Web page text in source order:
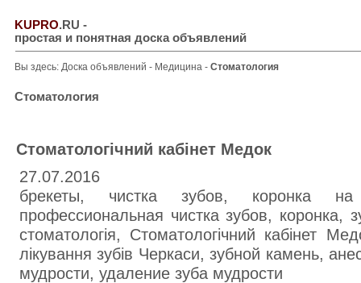
KUPRO.RU -
простая и понятная доска объявлений
Вы здесь: Доска объявлений - Медицина - Стоматология
Стоматология
Стоматологічний кабінет Медок
27.07.2016
брекеты, чистка зубов, коронка
профессиональная чистка зубов, коронка,
стоматологія, Стоматологічний кабінет
лікування зубів Черкаси, зубной камень,
мудрости, удаление зуба мудрости